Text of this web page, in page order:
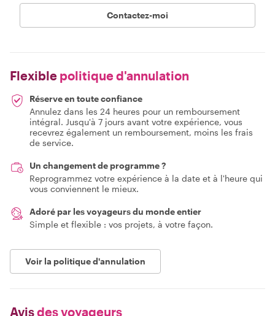
Contactez-moi
Flexible politique d'annulation
Réserve en toute confiance
Annulez dans les 24 heures pour un remboursement
intégral. Jusqu'à 7 jours avant votre expérience, vous
recevrez également un remboursement, moins les frais
de service.
Un changement de programme ?
Reprogrammez votre expérience à la date et à l'heure qui
vous conviennent le mieux.
Adoré par les voyageurs du monde entier
Simple et flexible : vos projets, à votre façon.
Voir la politique d'annulation
Avisdes voyageurs